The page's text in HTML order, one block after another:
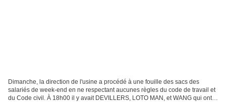
Dimanche, la direction de l'usine a procédé à une fouille des sacs des
salariés de week-end en ne respectant aucunes règles du code de travail et
du Code civil. À 18h00 il y avait DEVILLERS, LOTO MAN, et WANG qui ont